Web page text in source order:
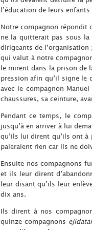
l’éducation de leurs
Notre compagnon répondit
ne la quitterait pas sous
dirigeants de
qui valut à notre
le mirent dans la prison de
pression afin qu’il signe le
avec le compagnon
chaussures, sa ceinture,
Pendant ce temps, le
jusqu’à en arriver à lui
qu’ils lui dirent qu’ils ont à
paieraient rien car ils ne
Ensuite nos compagnons
et ils leur dirent
leur disant qu’ils leur
dix ans.
Ils dirent à nos
quinze compagnons